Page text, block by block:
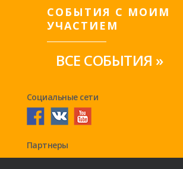
СОБЫТИЯ С МОИМ
УЧАСТИЕМ
ВСЕ СОБЫТИЯ »
Социальные сети
Партнеры